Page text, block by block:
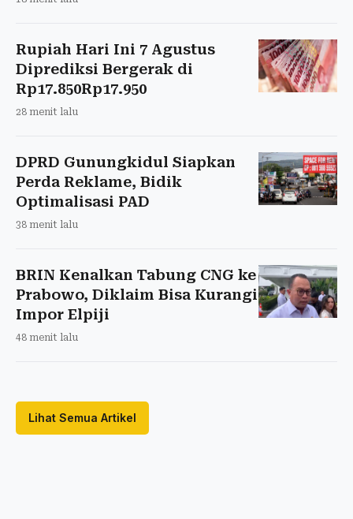
Rupiah Hari Ini 7 Agustus
Diprediksi Bergerak di
Rp17.850Rp17.950
28 menit lalu
DPRD Gunungkidul Siapkan
Perda Reklame, Bidik
Optimalisasi PAD
38 menit lalu
BRIN Kenalkan Tabung CNG ke
Prabowo, Diklaim Bisa Kurangi
Impor Elpiji
48 menit lalu
Lihat Semua Artikel